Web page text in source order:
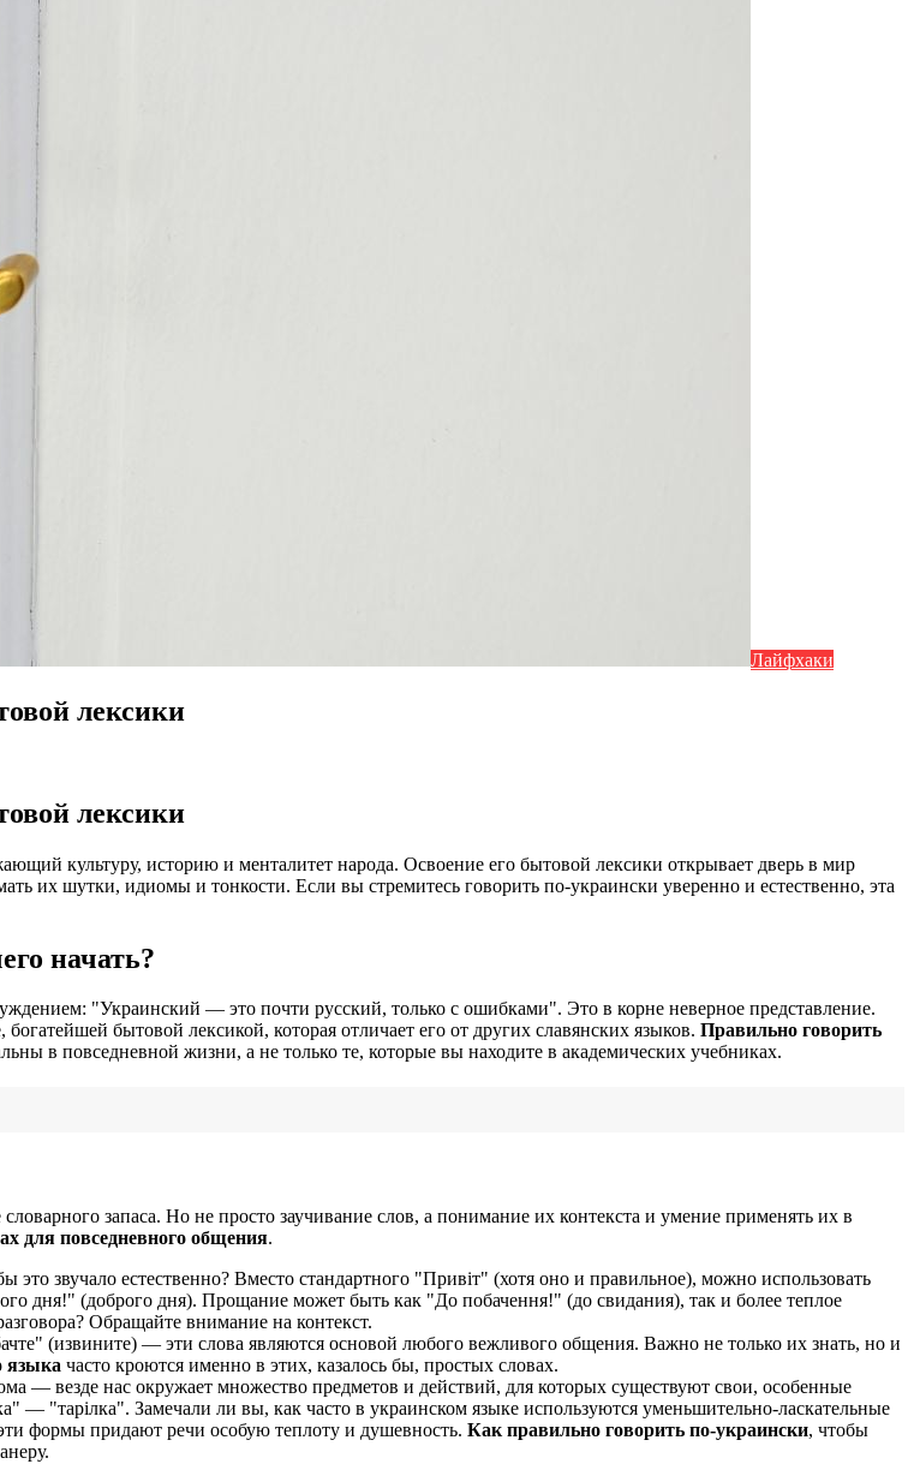
Лайфхаки
лексики
лексики
культуру, историю и менталитет народа. Освоение его бытовой лексики открывает дверь в мир
их шутки, идиомы и тонкости. Если вы стремитесь говорить по-украински уверенно и естественно, эта
начать?
"Украинский — это почти русский, только с ошибками". Это в корне неверное представление.
бытовой лексикой, которая отличает его от других славянских языков. Правильно говорить
в повседневной жизни, а не только те, которые вы находите в академических учебниках.
запаса. Но не просто заучивание слов, а понимание их контекста и умение применять их в
для повседневного общения.
это звучало естественно? Вместо стандартного "Привіт" (хотя оно и правильное), можно использовать
дня!" (доброго дня). Прощание может быть как "До побачення!" (до свидания), так и более теплое
Обращайте внимание на контекст.
(извините) — эти слова являются основой любого вежливого общения. Важно не только их знать, но и
языка часто кроются именно в этих, казалось бы, простых словах.
— везде нас окружает множество предметов и действий, для которых существуют свои, особенные
"тарілка". Замечали ли вы, как часто в украинском языке используются уменьшительно-ласкательные
формы придают речи особую теплоту и душевность. Как правильно говорить по-украински, чтобы